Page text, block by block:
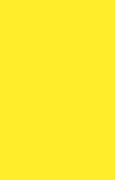
vitro. La diminuzione delle
la fecondazione in vitro o
dell'infertilità è dovuta alla
uova all'interno delle
degli ovuli dopo l'età di 32-
fertilità è
anche altri fattori da
semplicemente abitudini
cause note per
vitro dovrebbero essere